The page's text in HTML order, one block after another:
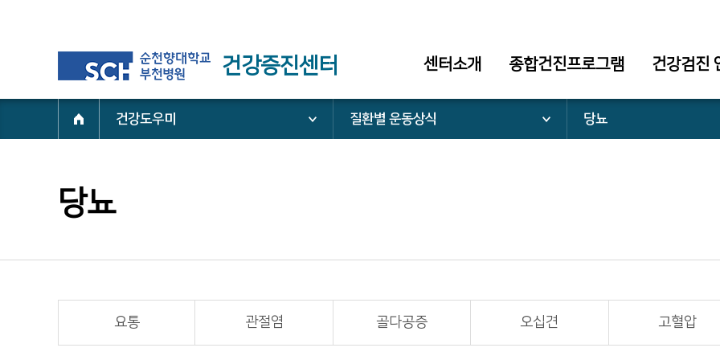
건강증진센터 센터소개 종합건진프로그램 건강검진
건강도우미 질환별 운동상식 당뇨
당뇨
요통 관절염 골다공증 오십견 고혈압